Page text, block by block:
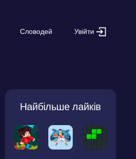
Словодей Увійти
Найбільше лайків